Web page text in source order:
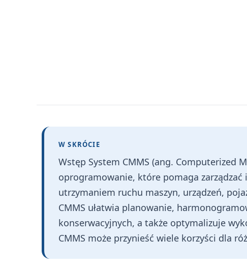
W SKRÓCIE
Wstęp System CMMS (ang. Computerized
oprogramowanie, które pomaga
utrzymaniem ruchu maszyn, urządzeń,
CMMS ułatwia planowanie,
konserwacyjnych, a także optymalizuje
CMMS może przynieść wiele korzyści dla